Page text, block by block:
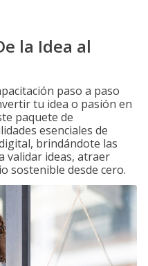
la Idea al
paso a paso
tu idea o pasión en
paquete de
esenciales de
brindándote las
validar ideas, atraer
sostenible desde cero.